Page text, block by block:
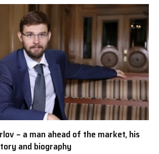
– a man ahead of the market, his
and biography